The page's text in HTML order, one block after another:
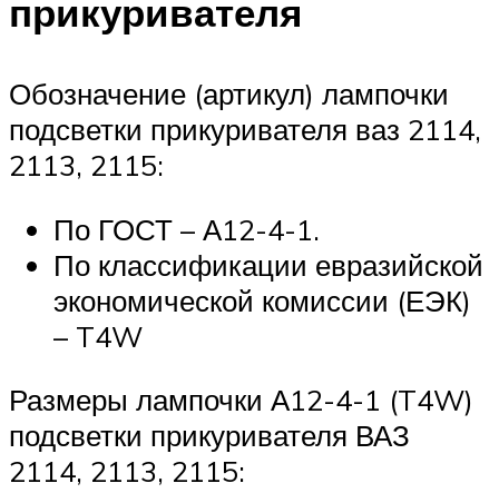
прикуривателя
Обозначение (артикул) лампочки
подсветки прикуривателя ваз 2114,
2113, 2115:
По ГОСТ – А12-4-1.
По классификации евразийской
экономической комиссии (ЕЭК)
– T4W
Размеры лампочки А12-4-1 (T4W)
подсветки прикуривателя ВАЗ
2114, 2113, 2115: